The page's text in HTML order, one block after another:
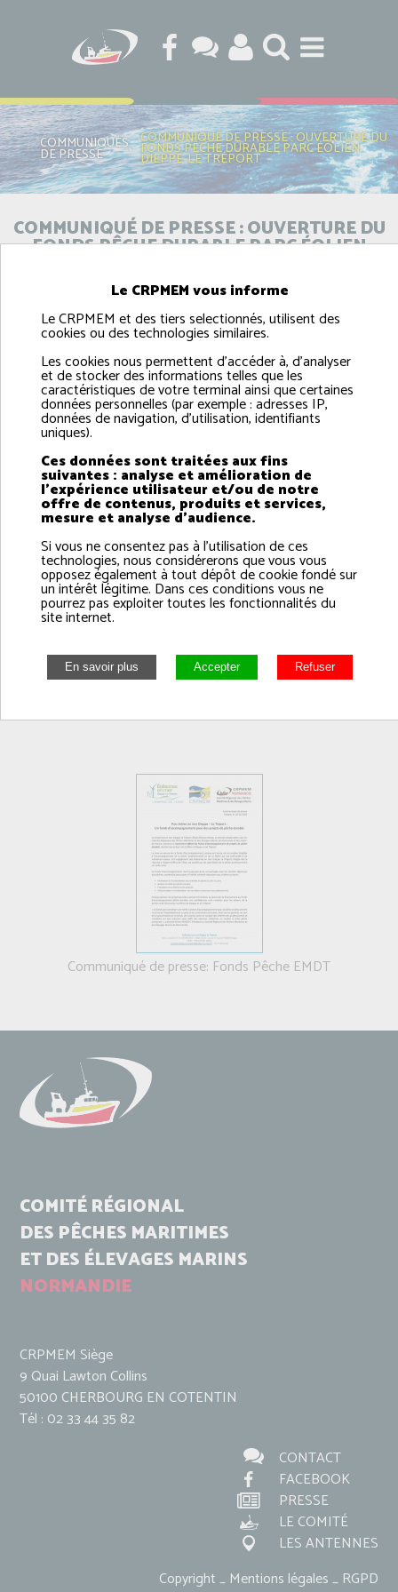
COMMUNIQUÉS
DE PRESSE ›
COMMUNIQUÉ DE PRESSE : OUVERTURE DU
FONDS PÊCHE DURABLE PARC ÉOLIEN
DIEPPE-LE TRÉPORT
COMMUNIQUÉ DE PRESSE : OUVERTURE DU
FONDS PÊCHE DURABLE PARC ÉOLIEN
Communiqué de presse: Ouverture du Fonds
Pêche parc éolien Dieppe - Le Tréport
Veuillez trouver un communiqué de presse concernant
l'ouverture du Fonds d'accompagnement de projets de
pêche durable du parc éolien en mer Dieppe-Le Tréport.
Doté de 5 millions d'euros, ce fonds d’accompagnement est
dédié à des projets d’intérêt collectif pour :
La facilitation de la cohabitation des activités de
pêche au sein du parc
La gestion durable des pêches locales
La modernisation et l’amélioration des conditions
d’exercice des professionnels
Communiqué de presse: Fonds Pêche EMDT
COMITÉ RÉGIONAL
DES PÊCHES MARITIMES
ET DES ÉLEVAGES MARINS
NORMANDIE
CRPMEM Siège
9 Quai Lawton Collins
50100 CHERBOURG EN COTENTIN
Tél : 02 33 44 35 82
CONTACT
FACEBOOK
PRESSE
LE COMITÉ
LES ANTENNES
Copyright _ Mentions légales _ RGPD
Le CRPMEM vous informe
Le CRPMEM et des tiers selectionnés, utilisent des
cookies ou des technologies similaires.
Les cookies nous permettent d'accéder à, d'analyser
et de stocker des informations telles que les
caractéristiques de votre terminal ainsi que certaines
données personnelles (par exemple : adresses IP,
données de navigation, d'utilisation, identifiants
uniques).
Ces données sont traitées aux fins
suivantes : analyse et amélioration de
l'expérience utilisateur et/ou de notre
offre de contenus, produits et services,
mesure et analyse d'audience.
Si vous ne consentez pas à l'utilisation de ces
technologies, nous considérerons que vous vous
opposez également à tout dépôt de cookie fondé sur
un intérêt légitime. Dans ces conditions vous ne
pourrez pas exploiter toutes les fonctionnalités du
site internet.